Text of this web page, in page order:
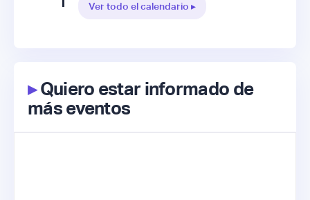
Ver todo el calendario ▸
▸Quiero estar informado de
más eventos